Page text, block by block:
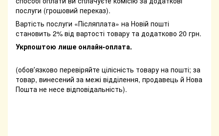
послуги (грошовий переказ).
Вартість послуги «Післяплата» на Новій пошті
становить 2% від вартості товару та додатково 20 грн.
Укрпоштою лише онлайн-оплата.
(обовʼязково перевіряйте цілісність товару на пошті; за
товар, винесений за межі відділення, продавець й Нова
Пошта не несе відповідальність).